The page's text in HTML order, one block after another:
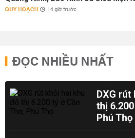
QUY HOẠCH 14 giờ trước
ĐỌC NHIỀU NHẤT
DXG rút
thị
Phú Thọ